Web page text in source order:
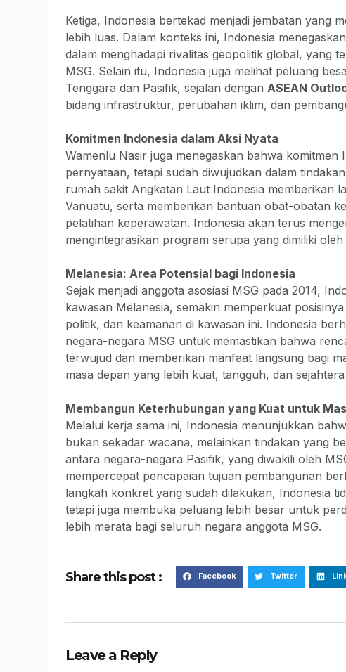
Ketiga, Indonesia bertekad menjadi jembatan yang
lebih luas. Dalam konteks ini, Indonesia
dalam menghadapi rivalitas geopolitik global, yang
MSG. Selain itu, Indonesia juga melihat peluang
Tenggara dan Pasifik, sejalan dengan ASEAN
bidang infrastruktur, perubahan iklim, dan
Komitmen Indonesia dalam Aksi Nyata
Wamenlu Nasir juga menegaskan bahwa komitmen
pernyataan, tetapi sudah diwujudkan dalam
rumah sakit Angkatan Laut Indonesia memberikan
Vanuatu, serta memberikan bantuan obat-obatan
pelatihan keperawatan. Indonesia akan terus
mengintegrasikan program serupa yang dimiliki oleh
Melanesia: Area Potensial bagi Indonesia
Sejak menjadi anggota asosiasi MSG pada 2014,
kawasan Melanesia, semakin memperkuat
politik, dan keamanan di kawasan ini. Indonesia
negara-negara MSG untuk memastikan bahwa
terwujud dan memberikan manfaat langsung bagi
masa depan yang lebih kuat, tangguh, dan
Membangun Keterhubungan yang Kuat untuk
Melalui kerja sama ini, Indonesia menunjukkan
bukan sekadar wacana, melainkan tindakan yang
antara negara-negara Pasifik, yang diwakili oleh
mempercepat pencapaian tujuan pembangunan
langkah konkret yang sudah dilakukan, Indonesia
tetapi juga membuka peluang lebih besar untuk
lebih merata bagi seluruh negara anggota MSG.
Share this post : Facebook Twitter
Leave a Reply